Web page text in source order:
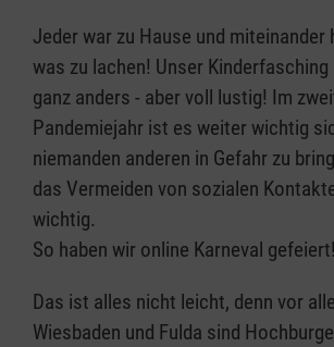
Jeder war zu Hause und miteinander
was zu lachen! Unser Kinderfasching
ganz anders - aber voll lustig! Im
Pandemiejahr ist es weiter wichtig
niemanden anderen in Gefahr zu
das Vermeiden von sozialen
wichtig.
So haben wir online Karneval gefeiert!
Das ist alles nicht leicht, denn vor
Wiesbaden und Fulda sind